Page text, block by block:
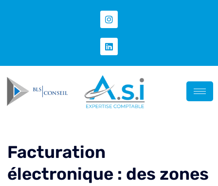
Facturation
électronique : des zones